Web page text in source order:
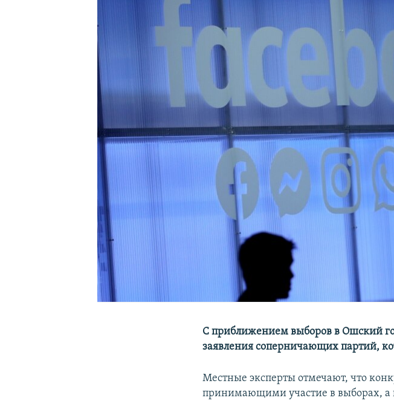
С приближением выборов в Ошский
заявления соперничающих партий,
Местные эксперты отмечают, что
принимающими участие в выборах, а